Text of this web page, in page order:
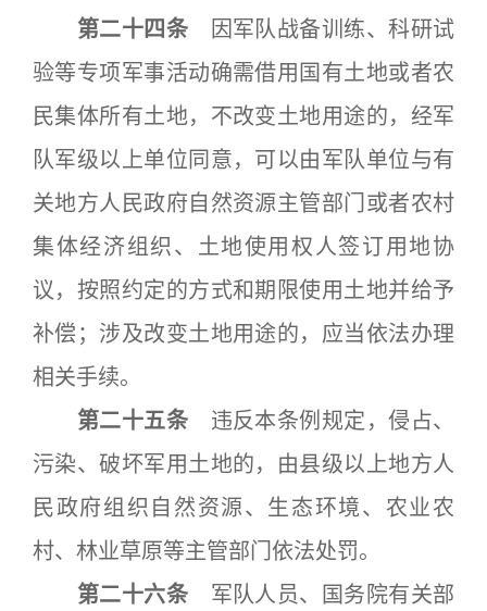
第二十四条 因军队战备训练、科研试
验等专项军事活动确需借用国有土地或者农
民集体所有土地，不改变土地用途的，经军
队军级以上单位同意，可以由军队单位与有
关地方人民政府自然资源主管部门或者农村
集体经济组织、土地使用权人签订用地协
议，按照约定的方式和期限使用土地并给予
补偿；涉及改变土地用途的，应当依法办理
相关手续。
第二十五条 违反本条例规定，侵占、
污染、破坏军用土地的，由县级以上地方人
民政府组织自然资源、生态环境、农业农
村、林业草原等主管部门依法处罚。
第二十六条 军队人员、国务院有关部